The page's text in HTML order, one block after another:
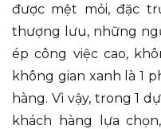
được mệt mỏi, đặc
thượng lưu, những
ép công việc cao,
không gian xanh là 1
hàng. Vì vậy, trong 1
khách hàng lựa